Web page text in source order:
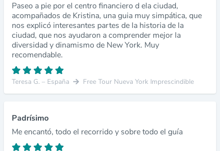
Paseo a pie por el centro financiero d ela ciudad,
acompañados de Kristina, una guia muy simpática, que
nos explicó interesantes partes de la historia de la
ciudad, que nos ayudaron a comprender mejor la
diversidad y dinamismo de New York. Muy
recomendable.
Teresa G. – España Free Tour Nueva York Imprescindible
Padrísimo
Me encantó, todo el recorrido y sobre todo el guía